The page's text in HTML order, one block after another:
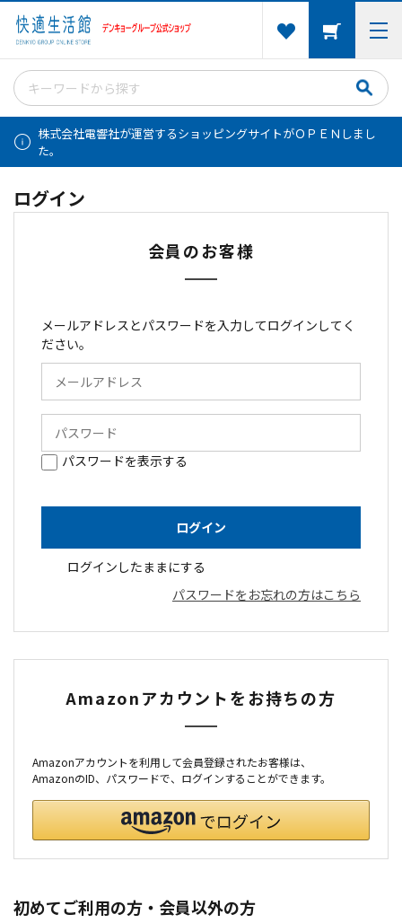
株式会社電響社が運営するショッピングサイトがＯＰＥＮしまし
た。
ログイン
会員のお客様
メールアドレスとパスワードを入力してログインしてく
ださい。
パスワードを表示する
ログインしたままにする
パスワードをお忘れの方はこちら
Amazonアカウントをお持ちの方
Amazonアカウントを利用して会員登録されたお客様は、
AmazonのID、パスワードで、ログインすることができます。
初めてご利用の方・会員以外の方